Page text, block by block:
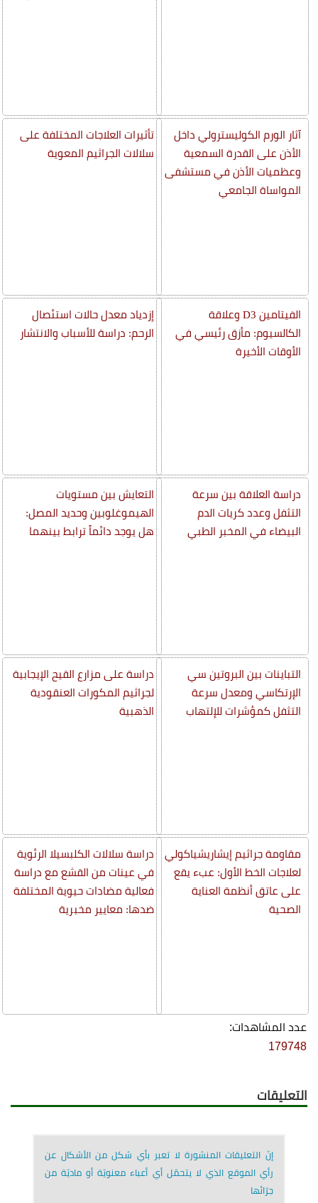
آثار الورم الكوليسترولي داخل
الأذن على القدرة السمعية
وعظميات الأذن في مستشفى
المواساة الجامعي
الفيتامين D3 وعلاقة
الكالسيوم: مأزق رئيسي في
الأوقات الأخيرة
دراسة العلاقة بين سرعة
التثفل وعدد كريات الدم
البيضاء في المخبر الطبي
التباينات بين البروتين سي
الإرتكاسي ومعدل سرعة
التثفل كمؤشرات للإلتهاب
مقاومة جراثيم إيشاريشياكولي
لعلاجات الخط الأول: عبء يقع
على عاتق أنظمة العناية
الصحية
تأثيرات العلاجات المختلفة على
سلالات الجراثيم المعوية
إزدياد معدل حالات استئصال
الرحم: دراسة للأسباب والانتشار
التعايش بين مستويات
الهيموغلوبين وحديد المصل:
هل يوجد دائماً ترابط بينهما
دراسة على مزارع القيح الإيجابية
لجراثيم المكورات العنقودية
الذهبية
دراسة سلالات الكلبسيلا الرئوية
في عينات من القشع مع دراسة
فعالية مضادات حيوية المختلفة
ضدها: معايير مخبرية
عدد المشاهدات:
179748
التعليقات
إنّ التعليقات المنشورة لا تعبر بأي شكل من الأشكال عن
رأي الموقع الذي لا يتحمّل أي أعباء معنويّة أو ماديّة من
جرّائها